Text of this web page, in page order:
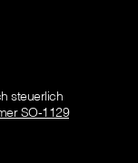
steuerlich
SO-1129